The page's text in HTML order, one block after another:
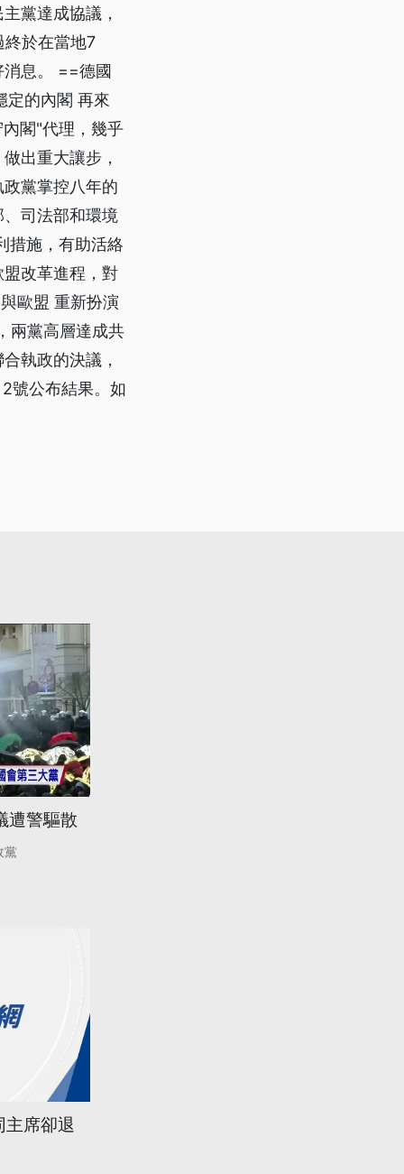
黨達成協議，
終於在當地7
息。 ==德國
定的內閣 再來
閣"代理，幾乎
出重大讓步，
黨掌控八年的
司法部和環境
措施，有助活絡
改革進程，對
歐盟 重新扮演
兩黨高層達成共
執政的決議，
號公布結果。如
遭警驅散
黨
席卻退